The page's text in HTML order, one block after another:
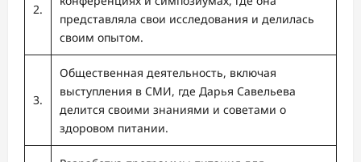
2.
представляла свои исследования и делилась
своим опытом.
3.
Общественная деятельность, включая
выступления в СМИ, где Дарья Савельева
делится своими знаниями и советами о
здоровом питании.